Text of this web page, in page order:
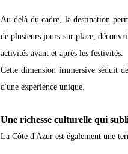
Au-delà du cadre, la destination
de plusieurs jours sur place,
activités avant et après les festivités.
Cette dimension immersive séduit
d'une expérience unique.
Une richesse culturelle qui
La Côte d'Azur est également une